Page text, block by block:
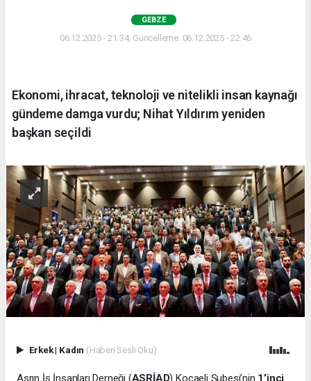
GEBZE
06.12.2025 - 21:34, Güncelleme: 06.12.2025 - 22:46
Ekonomi, ihracat, teknoloji ve nitelikli insan kaynağı
gündeme damga vurdu; Nihat Yıldırım yeniden
başkan seçildi
Erkek| Kadın (Haberi Sesli Oku)
Asrın İş İnsanları Derneği (ASRİAD) Kocaeli Şubesi’nin 1’inci